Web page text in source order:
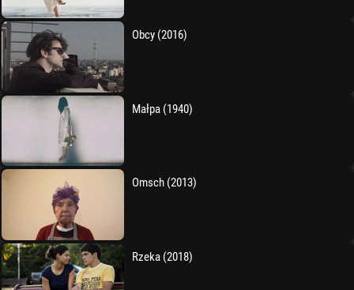
Obcy (2016)
Małpa (1940)
Omsch (2013)
Rzeka (2018)